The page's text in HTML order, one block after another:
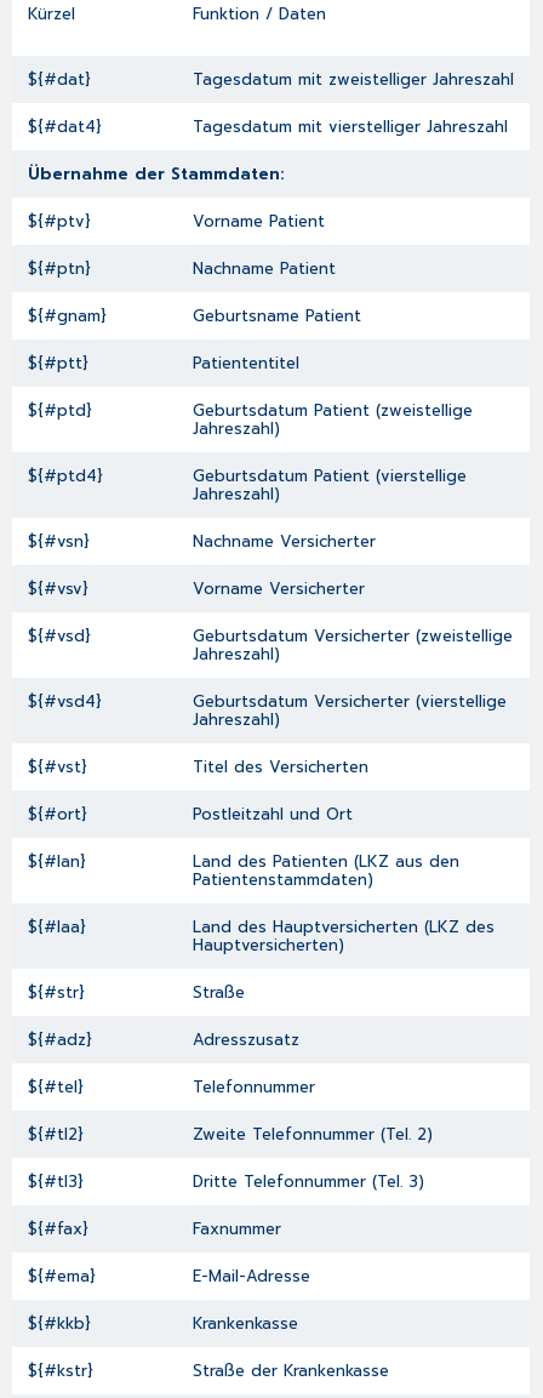
Kürzel Funktion / Daten
${#dat} Tagesdatum mit zweistelliger Jahreszahl
${#dat4} Tagesdatum mit vierstelliger Jahreszahl
Übernahme der Stammdaten:
${#ptv} Vorname Patient
${#ptn} Nachname Patient
${#gnam} Geburtsname Patient
${#ptt} Patiententitel
${#ptd} Geburtsdatum Patient (zweistellige
Jahreszahl)
${#ptd4} Geburtsdatum Patient (vierstellige
Jahreszahl)
${#vsn} Nachname Versicherter
${#vsv} Vorname Versicherter
${#vsd} Geburtsdatum Versicherter (zweistellige
Jahreszahl)
${#vsd4} Geburtsdatum Versicherter (vierstellige
Jahreszahl)
${#vst} Titel des Versicherten
${#ort} Postleitzahl und Ort
${#lan} Land des Patienten (LKZ aus den
Patientenstammdaten)
${#laa} Land des Hauptversicherten (LKZ des
Hauptversicherten)
${#str} Straße
${#adz} Adresszusatz
${#tel} Telefonnummer
${#tl2} Zweite Telefonnummer (Tel. 2)
${#tl3} Dritte Telefonnummer (Tel. 3)
${#fax} Faxnummer
${#ema} E-Mail-Adresse
${#kkb} Krankenkasse
${#kstr} Straße der Krankenkasse